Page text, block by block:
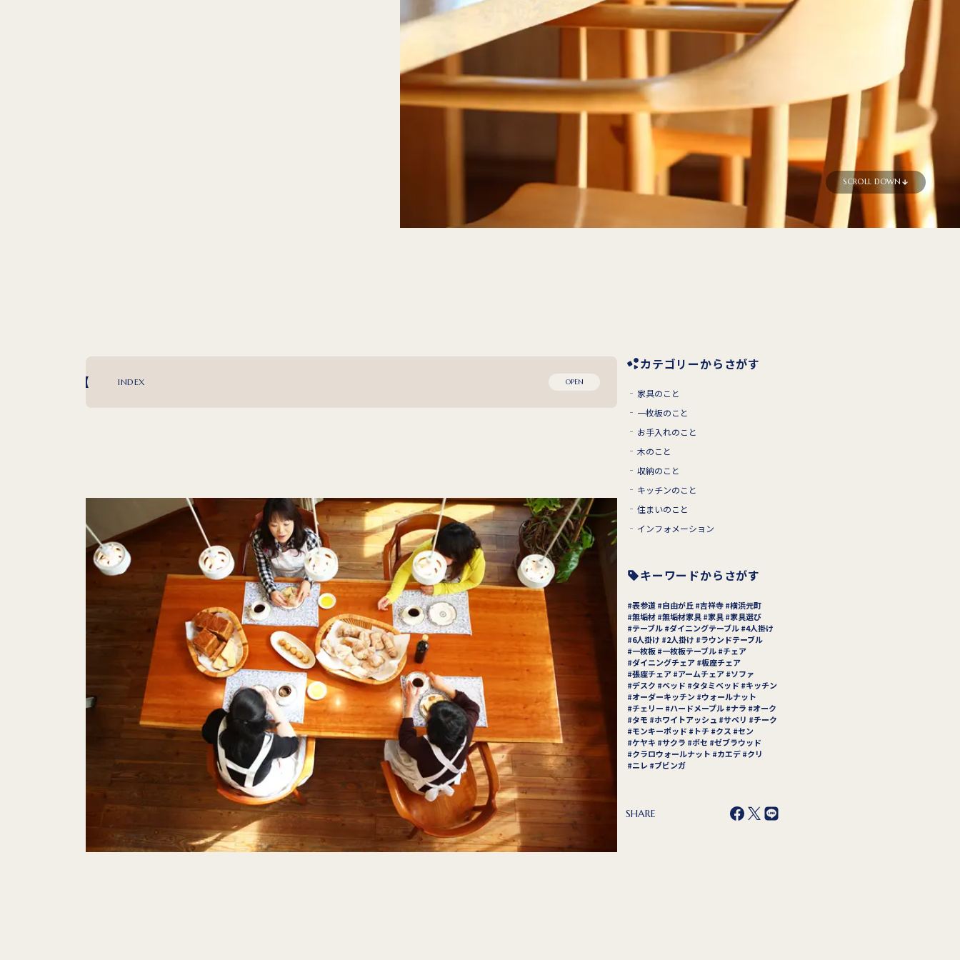
SCROLL DOWN
INDEX OPEN
カテゴリーからさがす
家具のこと
一枚板のこと
お手入れのこと
木のこと
収納のこと
キッチンのこと
住まいのこと
インフォメーション
キーワードからさがす
表参道 自由が丘 吉祥寺 横浜元町
無垢材 無垢材家具 家具
家具選び
テーブル ダイニングテーブル 4人掛け
6人掛け
2人掛け
ラウンドテーブル
一枚板 一枚板テーブル チェア
ダイニングチェア 板座チェア
張座チェア
アームチェア
ソファ
デスク
ベッド タタミベッド
キッチン
オーダーキッチン
ウォールナット
チェリー
ハードメープル ナラ
オーク
タモ
ホワイトアッシュ サペリ
チーク
モンキーポッド
トチ クス
セン
ケヤキ
サクラ ボセ
ゼブラウッド
クラロウォールナット
カエデ
クリ
ニレ
ブビンガ
SHARE